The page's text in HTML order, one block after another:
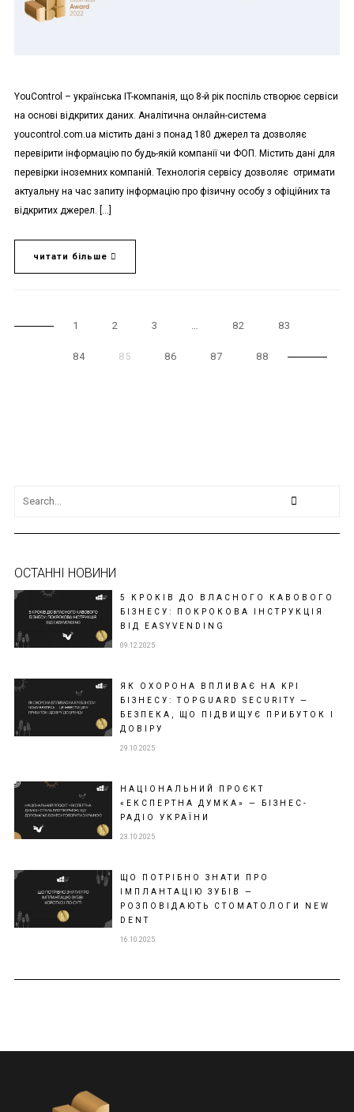
YouControl – українська IT-компанія, що 8-й рік поспіль створює сервіси
на основі відкритих даних. Аналітична онлайн-система
youcontrol.com.ua містить дані з понад 180 джерел та дозволяє
перевірити інформацію по будь-якій компанії чи ФОП. Містить дані для
перевірки іноземних компаній. Технологія сервісу дозволяє отримати
актуальну на час запиту інформацію про фізичну особу з офіційних та
відкритих джерел. […]
читати більше
1 2 3 82 83
84 85 86 87 88
ОСТАННІ НОВИНИ
5 КРОКІВ ДО ВЛАСНОГО КАВОВОГО
БІЗНЕСУ: ПОКРОКОВА ІНСТРУКЦІЯ
ВІД EASYVENDING
09.12.2025
ЯК ОХОРОНА ВПЛИВАЄ НА KPI
БІЗНЕСУ: TOPGUARD SECURITY —
БЕЗПЕКА, ЩО ПІДВИЩУЄ ПРИБУТОК І
ДОВІРУ
29.10.2025
НАЦІОНАЛЬНИЙ ПРОЄКТ
«ЕКСПЕРТНА ДУМКА» — БІЗНЕС-
РАДІО УКРАЇНИ
23.10.2025
ЩО ПОТРІБНО ЗНАТИ ПРО
ІМПЛАНТАЦІЮ ЗУБІВ —
РОЗПОВІДАЮТЬ СТОМАТОЛОГИ NEW
DENT
16.10.2025